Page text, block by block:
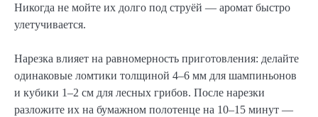
Никогда не мойте их долго под струёй — аромат быстро
улетучивается.
Нарезка влияет на равномерность приготовления: делайте
одинаковые ломтики толщиной 4–6 мм для шампиньонов
и кубики 1–2 см для лесных грибов. После нарезки
разложите их на бумажном полотенце на 10–15 минут —